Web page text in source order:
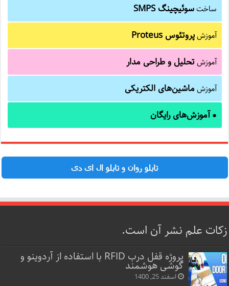
ساختسوئیچینگ SMPS
آموزشپروتئوس Proteus
آموزشتحلیل و طراحی مدار
آموزشماشین‌های الکتریکی
●آموزش‌های رایگان
تابلو روان و تابلو ال ای دی
زکات علم نشر آن است.
پروژه قفل‌ درب RFID با استفاده از آردوینو و
گوشی هوشمند
اسفند 25, 1400